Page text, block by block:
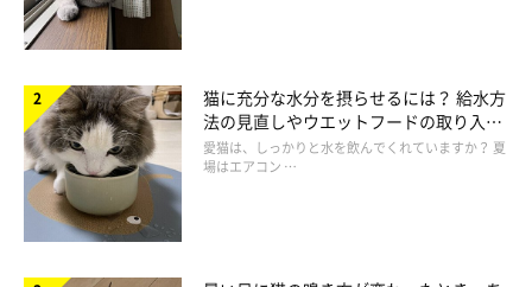
膝の上で猫を仰向けに抱っこし、なでながらリラックスさせまし
ょう。猫の背中と人のお腹を密着させると安定します。
猫に充分な水分を摂らせるには？ 給水方
法の見直しやウエットフードの取り入れ
方を解説
愛猫は、しっかりと水を飲んでくれていますか？ 夏
場はエアコン …